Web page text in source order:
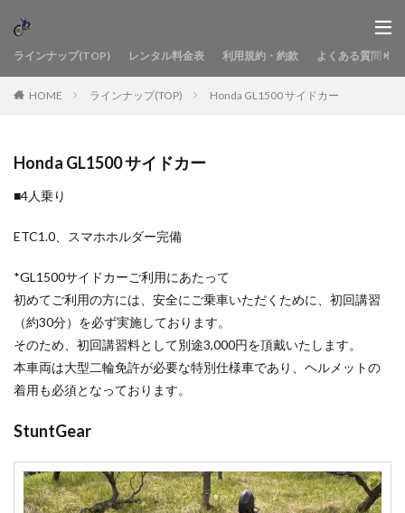
ラインナップ(TOP) レンタル料金表 利用規約・約款 よくある質問
HOME ラインナップ(TOP) Honda GL1500 サイドカー
Honda GL1500 サイドカー
■4人乗り
ETC1.0、スマホホルダー完備
*GL1500サイドカーご利用にあたって
初めてご利用の方には、安全にご乗車いただくために、初回講習
（約30分）を必ず実施しております。
そのため、初回講習料として別途3,000円を頂戴いたします。
本車両は大型二輪免許が必要な特別仕様車であり、ヘルメットの
着用も必須となっております。
StuntGear